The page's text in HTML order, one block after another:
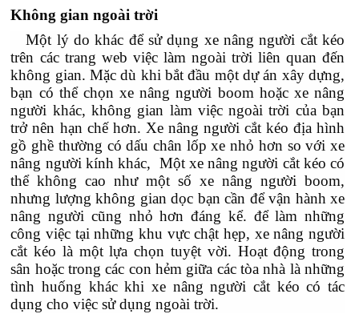
Không gian ngoài trời
Một lý do khác để sử dụng xe nâng người cắt kéo
trên các trang web việc làm ngoài trời liên quan đến
không gian. Mặc dù khi bắt đầu một dự án xây dựng,
bạn có thể chọn xe nâng người boom hoặc xe nâng
người khác, không gian làm việc ngoài trời của bạn
trở nên hạn chế hơn. Xe nâng người cắt kéo địa hình
gồ ghề thường có dấu chân lốp xe nhỏ hơn so với xe
nâng người kính khác, Một xe nâng người cắt kéo có
thể không cao như một số xe nâng người boom,
nhưng lượng không gian dọc bạn cần để vận hành xe
nâng người cũng nhỏ hơn đáng kể. để làm những
công việc tại những khu vực chật hẹp, xe nâng người
cắt kéo là một lựa chọn tuyệt vời. Hoạt động trong
sân hoặc trong các con hẻm giữa các tòa nhà là những
tình huống khác khi xe nâng người cắt kéo có tác
dụng cho việc sử dụng ngoài trời.